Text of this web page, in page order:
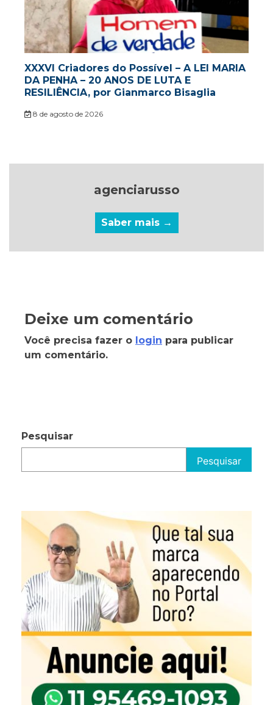
XXXVI Criadores do Possível – A LEI MARIA
DA PENHA – 20 ANOS DE LUTA E
RESILIÊNCIA, por Gianmarco Bisaglia
8 de agosto de 2026
agenciarusso
Saber mais →
Deixe um comentário
Você precisa fazer o login para publicar
um comentário.
Pesquisar
Pesquisar